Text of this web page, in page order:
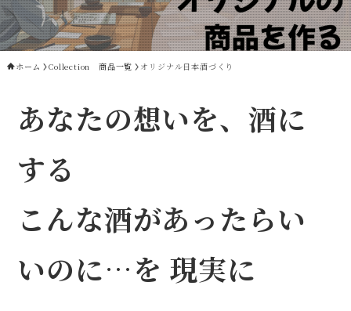
ホーム Collection 商品一覧 オリジナル日本酒づくり
あなたの想いを、酒に
する
こんな酒があったらい
いのに…を 現実に